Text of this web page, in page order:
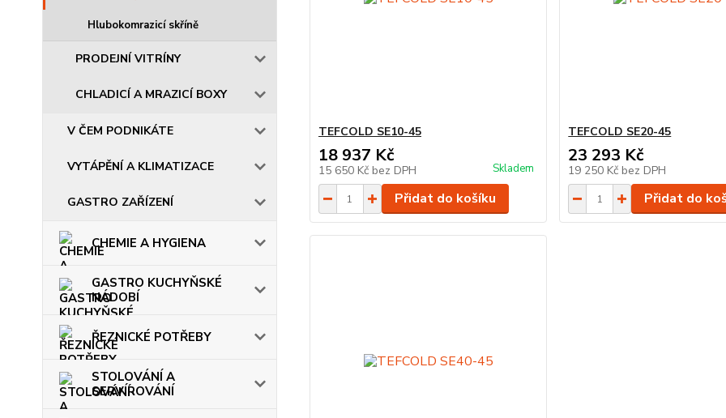
Hlubokomrazicí skříně
PRODEJNÍ VITRÍNY
CHLADICÍ A MRAZICÍ BOXY
V ČEM PODNIKÁTE
VYTÁPĚNÍ A KLIMATIZACE
GASTRO ZAŘÍZENÍ
CHEMIE A HYGIENA
GASTRO KUCHYŇSKÉ
NÁDOBÍ
ŘEZNICKÉ POTŘEBY
STOLOVÁNÍ A
SERVÍROVÁNÍ
TEFCOLD SE10-45
18 937 Kč
15 650 Kč bez DPH Skladem
Přidat do košíku
TEFCOLD SE20-45
23 293 Kč
19 250 Kč bez DPH
Přidat do